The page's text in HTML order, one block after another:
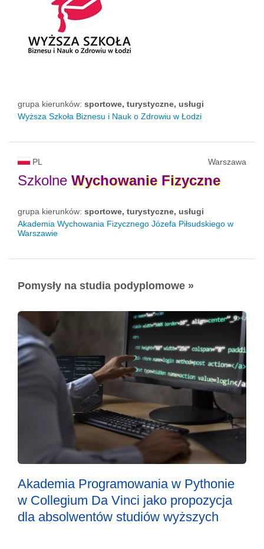
grupa kierunków: sportowe, turystyczne, usługi
Wyższa Szkoła Biznesu i Nauk o Zdrowiu w Łodzi
PL Warszawa
Szkolne Wychowanie Fizyczne
grupa kierunków: sportowe, turystyczne, usługi
Akademia Wychowania Fizycznego Józefa Piłsudskiego w
Warszawie
Pomysły na studia podyplomowe »
Akademia Programowania w Pythonie
w Collegium Da Vinci jako propozycja
dla absolwentów studiów wyższych